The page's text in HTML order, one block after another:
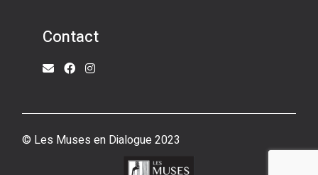
Contact
© Les Muses en Dialogue 2023